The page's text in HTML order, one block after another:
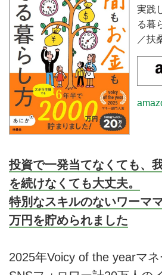
実践
る暮
／扶
投資で一発当てなくても、
を続けなくても大丈夫。
特別なスキルのないワーマ
万円を貯められました
2025年Voicy of the yearマネ